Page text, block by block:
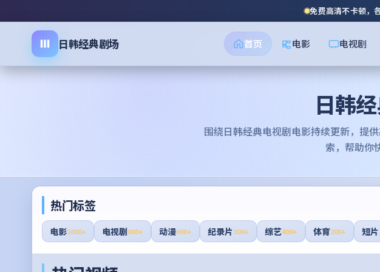
免费高清不卡顿，
日韩经典剧场 首页 电影 电视剧
日韩
围绕日韩经典电视剧电影持续更新，提
索，帮助你
热门标签
电影1000+ 电视剧800+ 动漫600+ 纪录片300+ 综艺400+ 体育200+ 短片